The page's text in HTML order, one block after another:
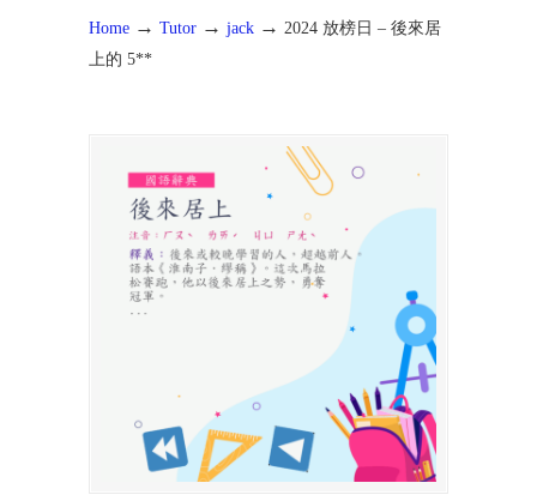
Home → Tutor → jack → 2024 放榜日 – 後來居
上的 5**